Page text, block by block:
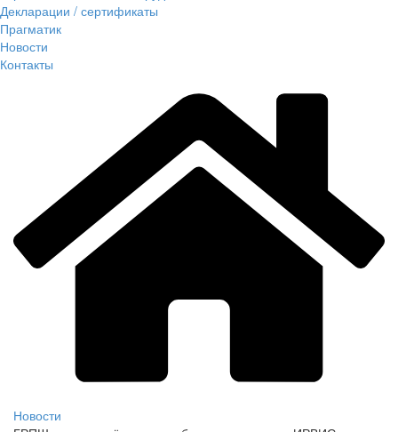
Декларации / сертификаты
Прагматик
Новости
Контакты
Новости